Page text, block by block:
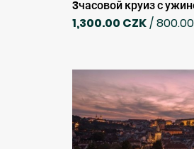
3часовой круиз с
1,300.00 CZK/